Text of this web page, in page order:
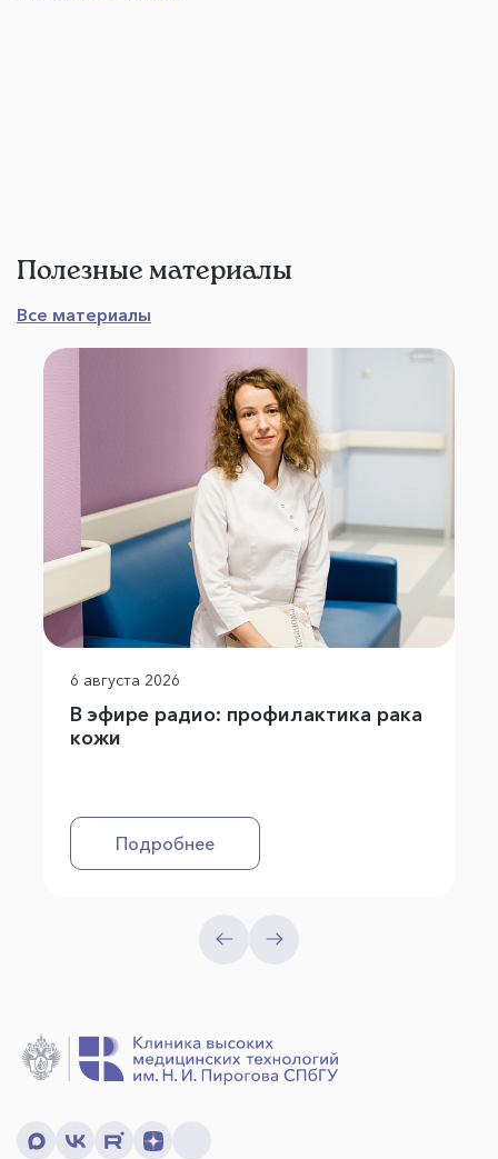
Полезные материалы
Все материалы
6 августа 2026
В эфире радио: профилактика рака
кожи
Подробнее